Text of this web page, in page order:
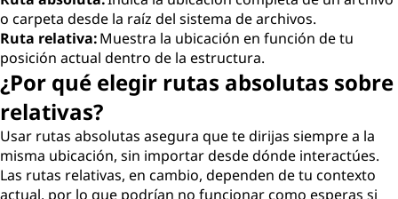
o carpeta desde la raíz del sistema de archivos.
Ruta relativa:Muestra la ubicación en función de tu
posición actual dentro de la estructura.
¿Por qué elegir rutas absolutas sobre
relativas?
Usar rutas absolutas asegura que te dirijas siempre a la
misma ubicación, sin importar desde dónde interactúes.
Las rutas relativas, en cambio, dependen de tu contexto
actual, por lo que podrían no funcionar como esperas si